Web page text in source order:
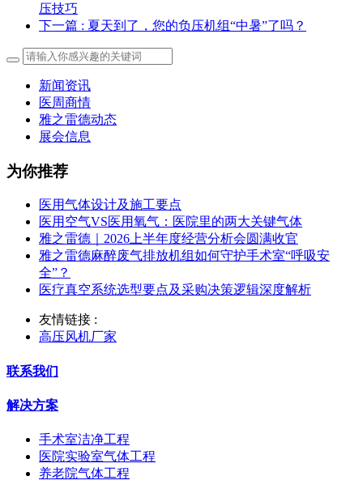
压技巧
下一篇 : 夏天到了，您的负压机组“中暑”了吗？
新闻资讯
医周商情
雅之雷德动态
展会信息
为你推荐
医用气体设计及施工要点
医用空气VS医用氧气：医院里的两大关键气体
雅之雷德｜2026上半年度经营分析会圆满收官
雅之雷德麻醉废气排放机组如何守护手术室“呼吸安
全”？
医疗真空系统选型要点及采购决策逻辑深度解析
友情链接 :
高压风机厂家
联系我们
解决方案
手术室洁净工程
医院实验室气体工程
养老院气体工程